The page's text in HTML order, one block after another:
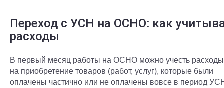
Переход с УСН на ОСНО: как
расходы
В первый месяц работы на ОСНО можно учесть расходы
на приобретение товаров (работ, услуг), которые были
оплачены частично или не оплачены вовсе в период